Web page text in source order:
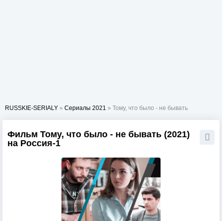
RUSSKIE-SERIALY » Сериалы 2021 » Тому, что было - не бывать
Фильм Тому, что было - не бывать (2021)
на Россия-1